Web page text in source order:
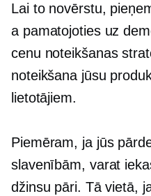
Lai to novērstu,
a pamatojoties uz
cenu noteikšanas
noteikšana jūsu
lietotājiem.
Piemēram, ja jūs
slavenībām, varat
džinsu pāri. Tā vietā,